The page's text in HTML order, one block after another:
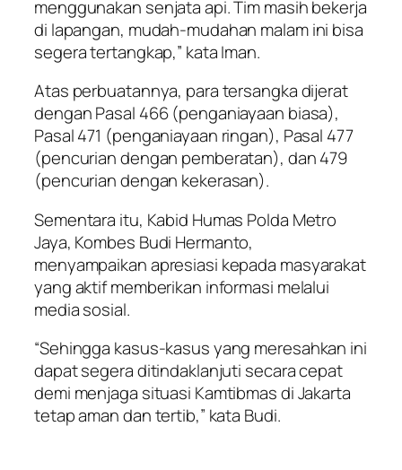
menggunakan senjata api. Tim masih bekerja
di lapangan, mudah-mudahan malam ini bisa
segera tertangkap,” kata Iman.
Atas perbuatannya, para tersangka dijerat
dengan Pasal 466 (penganiayaan biasa),
Pasal 471 (penganiayaan ringan), Pasal 477
(pencurian dengan pemberatan), dan 479
(pencurian dengan kekerasan).
Sementara itu, Kabid Humas Polda Metro
Jaya, Kombes Budi Hermanto,
menyampaikan apresiasi kepada masyarakat
yang aktif memberikan informasi melalui
media sosial.
“Sehingga kasus-kasus yang meresahkan ini
dapat segera ditindaklanjuti secara cepat
demi menjaga situasi Kamtibmas di Jakarta
tetap aman dan tertib,” kata Budi.